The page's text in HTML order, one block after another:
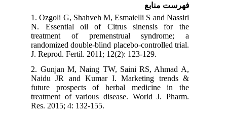
فهرست منابع
1. Ozgoli G, Shahveh M, Esmaielli S and Nassiri
N. Essential oil of Citrus sinensis for the
treatment of premenstrual syndrome; a
randomized double-blind placebo-controlled trial.
J. Reprod. Fertil. 2011; 12(2): 123-129.
2. Gunjan M, Naing TW, Saini RS, Ahmad A,
Naidu JR and Kumar I. Marketing trends &
future prospects of herbal medicine in the
treatment of various disease. World J. Pharm.
Res. 2015; 4: 132-155.